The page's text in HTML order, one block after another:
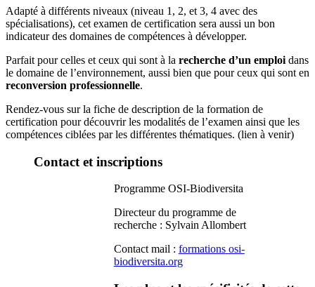
Adapté à différents niveaux (niveau 1, 2, et 3, 4 avec des
spécialisations), cet examen de certification sera aussi un bon
indicateur des domaines de compétences à développer.
Parfait pour celles et ceux qui sont à la recherche d’un emploi dans
le domaine de l’environnement, aussi bien que pour ceux qui sont en
reconversion professionnelle.
Rendez-vous sur la fiche de description de la formation de
certification pour découvrir les modalités de l’examen ainsi que les
compétences ciblées par les différentes thématiques. (lien à venir)
Contact et inscriptions
Programme OSI-Biodiversita
Directeur du programme de
recherche : Sylvain Allombert
Contact mail : formations osi-
biodiversita.org